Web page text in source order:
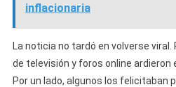
inflacionaria
La noticia no tardó en volverse
de televisión y foros online ardieron
Por un lado, algunos los felicitaban